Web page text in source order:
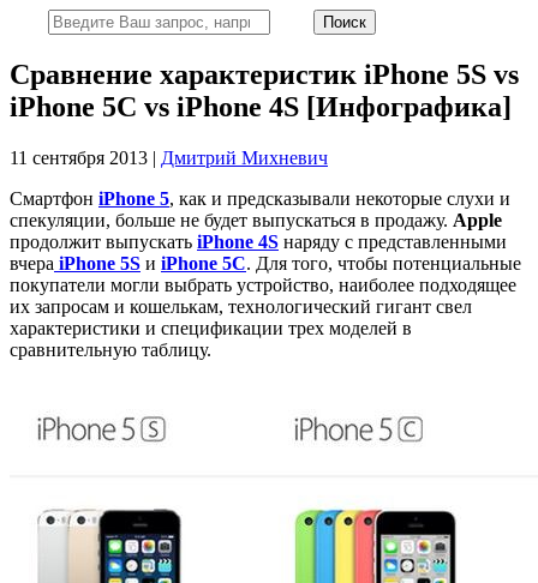
Сравнение характеристик iPhone 5S vs
iPhone 5C vs iPhone 4S [Инфографика]
11 сентября 2013 | Дмитрий Михневич
Смартфон iPhone 5, как и предсказывали некоторые слухи и
спекуляции, больше не будет выпускаться в продажу. Apple
продолжит выпускать iPhone 4S наряду с представленными
вчера iPhone 5S и iPhone 5C. Для того, чтобы потенциальные
покупатели могли выбрать устройство, наиболее подходящее
их запросам и кошелькам, технологический гигант свел
характеристики и спецификации трех моделей в
сравнительную таблицу.